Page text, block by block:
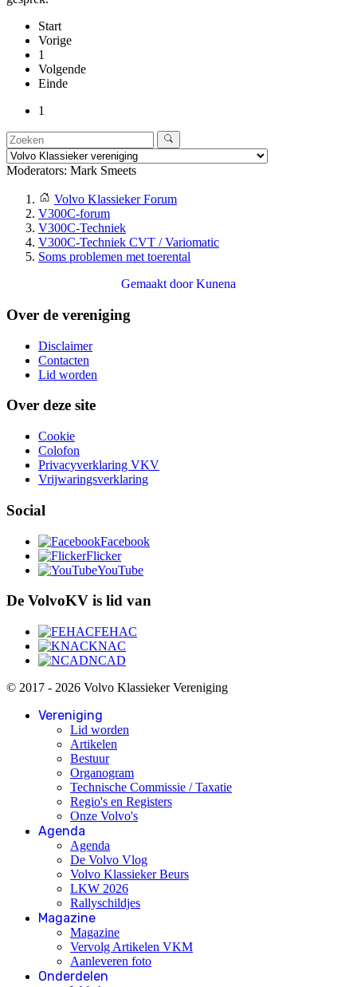
Start
Vorige
1
Volgende
Einde
1
Moderators: Mark Smeets
Volvo Klassieker Forum
V300C-forum
V300C-Techniek
V300C-Techniek CVT / Variomatic
Soms problemen met toerental
Gemaakt doorKunena
Over de vereniging
Disclaimer
Contacten
Lid worden
Over deze site
Cookie
Colofon
Privacyverklaring VKV
Vrijwaringsverklaring
Social
Facebook
Flicker
YouTube
De VolvoKV is lid van
FEHAC
KNAC
NCAD
© 2017 - 2026 Volvo Klassieker Vereniging
Vereniging
Lid worden
Artikelen
Bestuur
Organogram
Technische Commissie / Taxatie
Regio's en Registers
Onze Volvo's
Agenda
Agenda
De Volvo Vlog
Volvo Klassieker Beurs
LKW 2026
Rallyschildjes
Magazine
Magazine
Vervolg Artikelen VKM
Aanleveren foto
Onderdelen